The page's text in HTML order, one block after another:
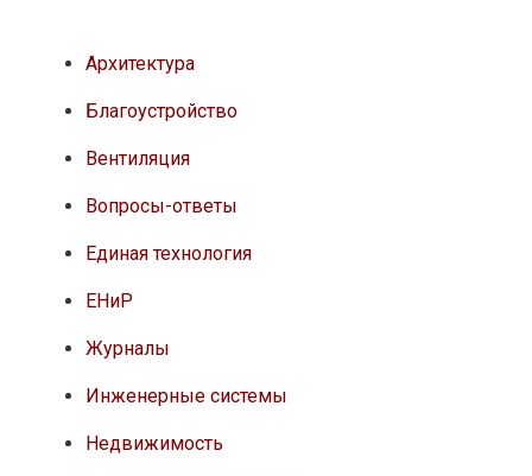
Архитектура
Благоустройство
Вентиляция
Вопросы-ответы
Единая технология
ЕНиР
Журналы
Инженерные системы
Недвижимость